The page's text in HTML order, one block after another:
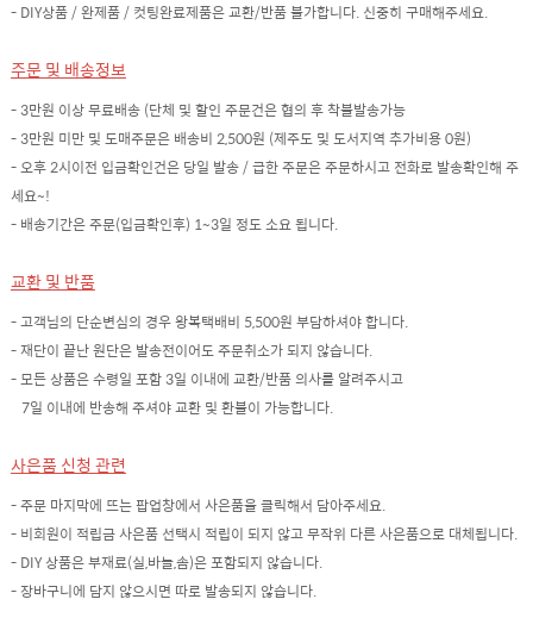
- DIY상품 / 완제품 / 컷팅완료제품은 교환/반품 불가합니다. 신중히 구매해주세요.
주문 및 배송정보
- 3만원 이상 무료배송 (단체 및 할인 주문건은 협의 후 착불발송가능
- 3만원 미만 및 도매주문은 배송비 2,500원 (제주도 및 도서지역 추가비용 0원)
- 오후 2시이전 입금확인건은 당일 발송 / 급한 주문은 주문하시고 전화로 발송확인해 주
세요~!
- 배송기간은 주문(입금확인후) 1~3일 정도 소요 됩니다.
교환 및 반품
- 고객님의 단순변심의 경우 왕복택배비 5,500원 부담하셔야 합니다.
- 재단이 끝난 원단은 발송전이어도 주문취소가 되지 않습니다.
- 모든 상품은 수령일 포함 3일 이내에 교환/반품 의사를 알려주시고
7일 이내에 반송해 주셔야 교환 및 환불이 가능합니다.
사은품 신청 관련
- 주문 마지막에 뜨는 팝업창에서 사은품을 클릭해서 담아주세요.
- 비회원이 적립금 사은품 선택시 적립이 되지 않고 무작위 다른 사은품으로 대체됩니다.
- DIY 상품은 부재료(실,바늘,솜)은 포함되지 않습니다.
- 장바구니에 담지 않으시면 따로 발송되지 않습니다.